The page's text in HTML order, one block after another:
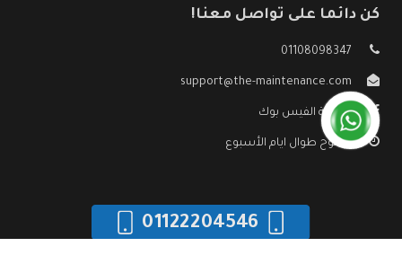
كن دائما على تواصل معنا!
01108098347
support@the-maintenance.com
صفحة الفيس بوك
مفتوح طوال ايام الأسبوع
01122204546